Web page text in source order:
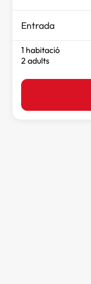
Entrada
1 habitació
2 adults